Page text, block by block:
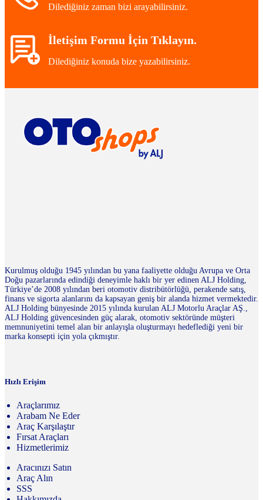
Dilediğiniz zaman bizi arayabilirsiniz.
İletişim Formu İçin Tıklayın.
Dilediğiniz konuda bize yazabilirsiniz.
Kurulmuş olduğu 1945 yılından bu yana faaliyette olduğu Avrupa ve Orta
Doğu pazarlarında edindiği deneyimle haklı bir yer edinen ALJ Holding,
Türkiye’de 2008 yılından beri otomotiv distribütörlüğü, perakende satış,
finans ve sigorta alanlarını da kapsayan geniş bir alanda hizmet vermektedir.
ALJ Holding bünyesinde 2015 yılında kurulan ALJ Motorlu Araçlar AŞ.,
ALJ Holding güvencesinden güç alarak, otomotiv sektöründe müşteri
memnuniyetini temel alan bir anlayışla oluşturmayı hedeflediği yeni bir
marka konsepti için yola çıkmıştır.
Hızlı Erişim
Araçlarımız
Arabam Ne Eder
Araç Karşılaştır
Fırsat Araçları
Hizmetlerimiz
Aracınızı Satın
Araç Alın
SSS